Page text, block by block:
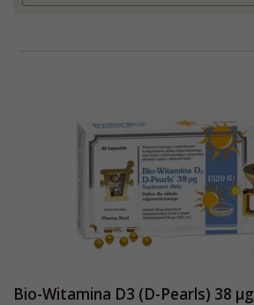
Bio-Witamina D3 (D-Pearls) 38 µg